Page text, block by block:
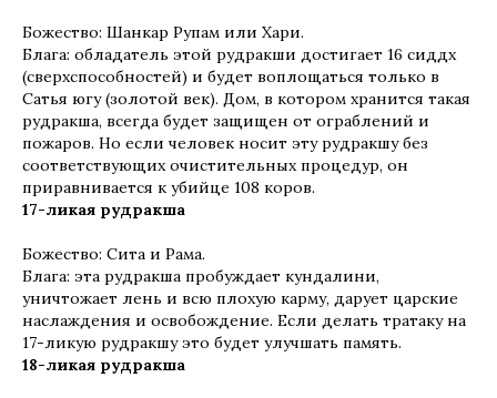
Божество: Шанкар Рупам или Хари.
Блага: обладатель этой рудракши достигает 16 сиддх
(сверхспособностей) и будет воплощаться только в
Сатья югу (золотой век). Дом, в котором хранится такая
рудракша, всегда будет защищен от ограблений и
пожаров. Но если человек носит эту рудракшу без
соответствующих очистительных процедур, он
приравнивается к убийце 108 коров.
17-ликая рудракша
Божество: Сита и Рама.
Блага: эта рудракша пробуждает кундалини,
уничтожает лень и всю плохую карму, дарует царские
наслаждения и освобождение. Если делать тратаку на
17-ликую рудракшу это будет улучшать память.
18-ликая рудракша